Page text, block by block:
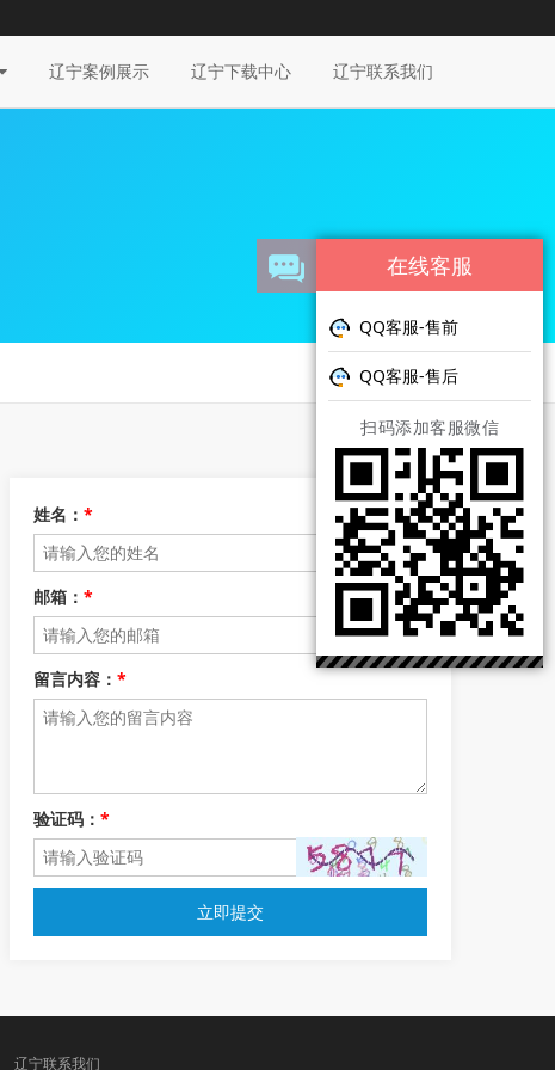
辽宁案例展示 辽宁下载中心 辽宁联系我们
姓名： *
邮箱： *
留言内容： *
验证码： *
立即提交
辽宁联系我们
在线客服
QQ客服-售前
QQ客服-售后
扫码添加客服微信